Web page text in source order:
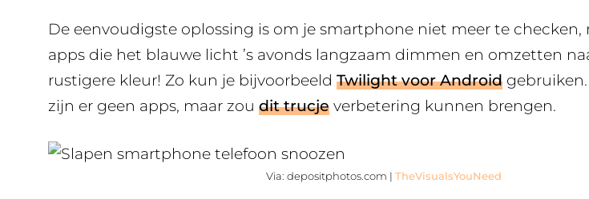
De eenvoudigste oplossing is om je smartphone niet meer te checken,
apps die het blauwe licht ’s avonds langzaam dimmen en omzetten
rustigere kleur! Zo kun je bijvoorbeeld Twilight voor Android
zijn er geen apps, maar zou dit trucje verbetering kunnen brengen.
Via: depositphotos.com |TheVisualsYouNeed